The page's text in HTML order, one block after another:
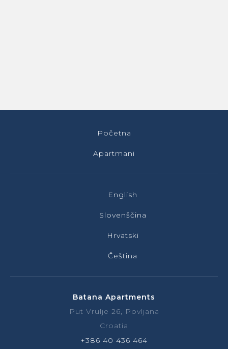
Početna
Apartmani
English
Slovenščina
Hrvatski
Čeština
Batana Apartments
Put Vrulje 26, Povljana
Croatia
+386 40 436 464